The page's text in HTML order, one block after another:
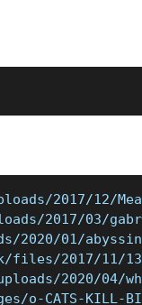
2017/12/
2017/03/
2020/01/
files/2017/11/
2020/04/
o-CATS-KILL-